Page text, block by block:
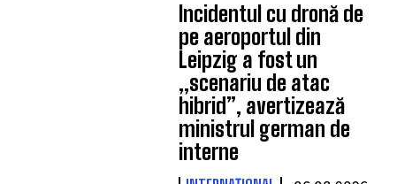
Incidentul cu dronă de
pe aeroportul din
Leipzig a fost un
„scenariu de atac
hibrid”, avertizează
ministrul german de
interne